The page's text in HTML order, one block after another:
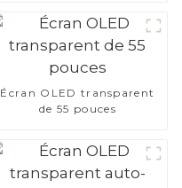
Écran OLED transparent
de 55 pouces